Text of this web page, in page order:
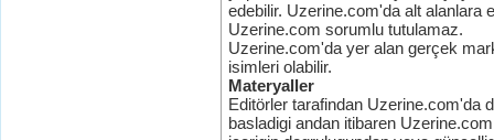
edebilir. Uzerine.com'da alt alanlara
Uzerine.com sorumlu tutulamaz.
Uzerine.com'da yer alan gerçek
isimleri olabilir.
Materyaller
Editörler tarafindan Uzerine.com'da
basladigi andan itibaren